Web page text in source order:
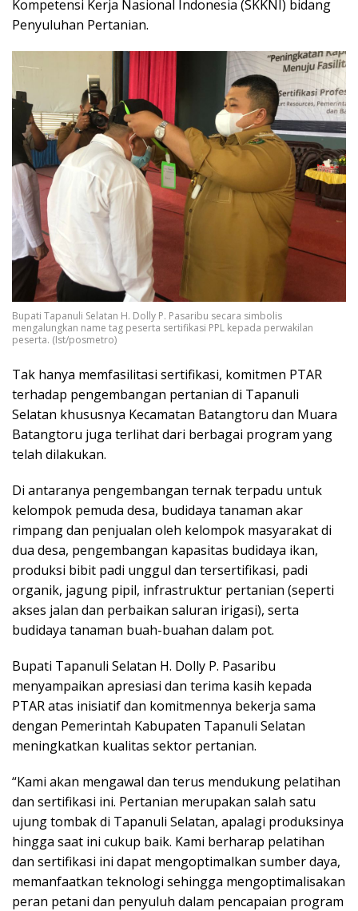
Kompetensi Kerja Nasional Indonesia (SKKNI) bidang
Penyuluhan Pertanian.
Bupati Tapanuli Selatan H. Dolly P. Pasaribu secara simbolis
mengalungkan name tag peserta sertifikasi PPL kepada perwakilan
peserta. (Ist/posmetro)
Tak hanya memfasilitasi sertifikasi, komitmen PTAR
terhadap pengembangan pertanian di Tapanuli
Selatan khususnya Kecamatan Batangtoru dan Muara
Batangtoru juga terlihat dari berbagai program yang
telah dilakukan.
Di antaranya pengembangan ternak terpadu untuk
kelompok pemuda desa, budidaya tanaman akar
rimpang dan penjualan oleh kelompok masyarakat di
dua desa, pengembangan kapasitas budidaya ikan,
produksi bibit padi unggul dan tersertifikasi, padi
organik, jagung pipil, infrastruktur pertanian (seperti
akses jalan dan perbaikan saluran irigasi), serta
budidaya tanaman buah-buahan dalam pot.
Bupati Tapanuli Selatan H. Dolly P. Pasaribu
menyampaikan apresiasi dan terima kasih kepada
PTAR atas inisiatif dan komitmennya bekerja sama
dengan Pemerintah Kabupaten Tapanuli Selatan
meningkatkan kualitas sektor pertanian.
“Kami akan mengawal dan terus mendukung pelatihan
dan sertifikasi ini. Pertanian merupakan salah satu
ujung tombak di Tapanuli Selatan, apalagi produksinya
hingga saat ini cukup baik. Kami berharap pelatihan
dan sertifikasi ini dapat mengoptimalkan sumber daya,
memanfaatkan teknologi sehingga mengoptimalisakan
peran petani dan penyuluh dalam pencapaian program